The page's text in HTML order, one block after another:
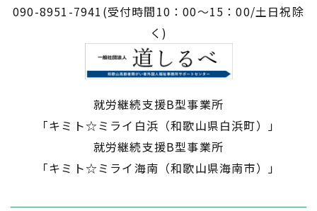
090-8951-7941(受付時間10：00～15：00/土日祝除
く)
就労継続支援B型事業所
​​​​​​​「キミト☆ミライ白浜（和歌山県白浜町）」
就労継続支援B型事業所
​​​​​​​「キミト☆ミライ海南（和歌山県海南市）」